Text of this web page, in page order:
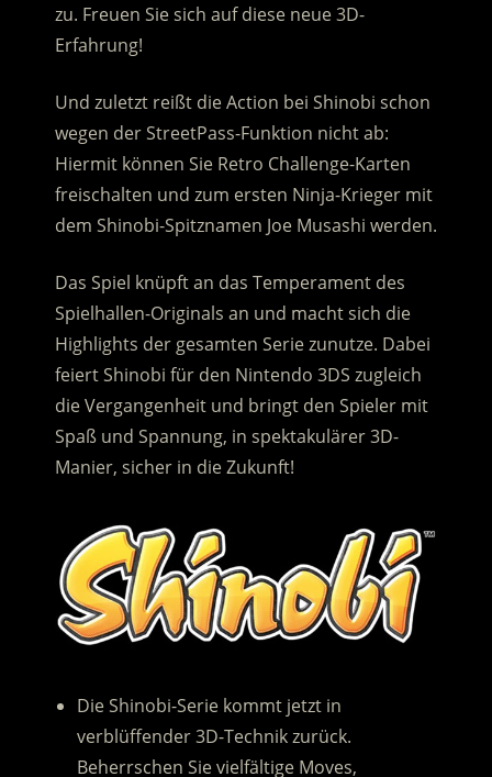
zu. Freuen Sie sich auf diese neue 3D-
Erfahrung!
Und zuletzt reißt die Action bei Shinobi schon
wegen der StreetPass-Funktion nicht ab:
Hiermit können Sie Retro Challenge-Karten
freischalten und zum ersten Ninja-Krieger mit
dem Shinobi-Spitznamen Joe Musashi werden.
Das Spiel knüpft an das Temperament des
Spielhallen-Originals an und macht sich die
Highlights der gesamten Serie zunutze. Dabei
feiert Shinobi für den Nintendo 3DS zugleich
die Vergangenheit und bringt den Spieler mit
Spaß und Spannung, in spektakulärer 3D-
Manier, sicher in die Zukunft!
Die Shinobi-Serie kommt jetzt in
verblüffender 3D-Technik zurück.
Beherrschen Sie vielfältige Moves,